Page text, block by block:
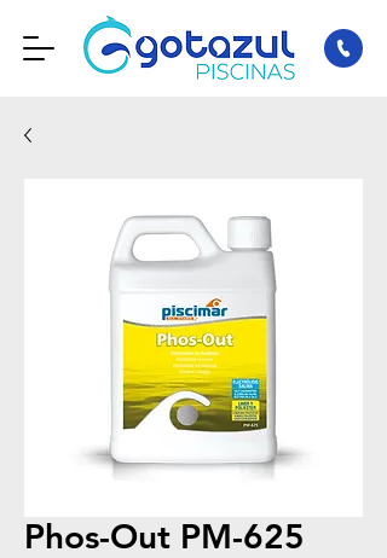
Phos-Out PM-625